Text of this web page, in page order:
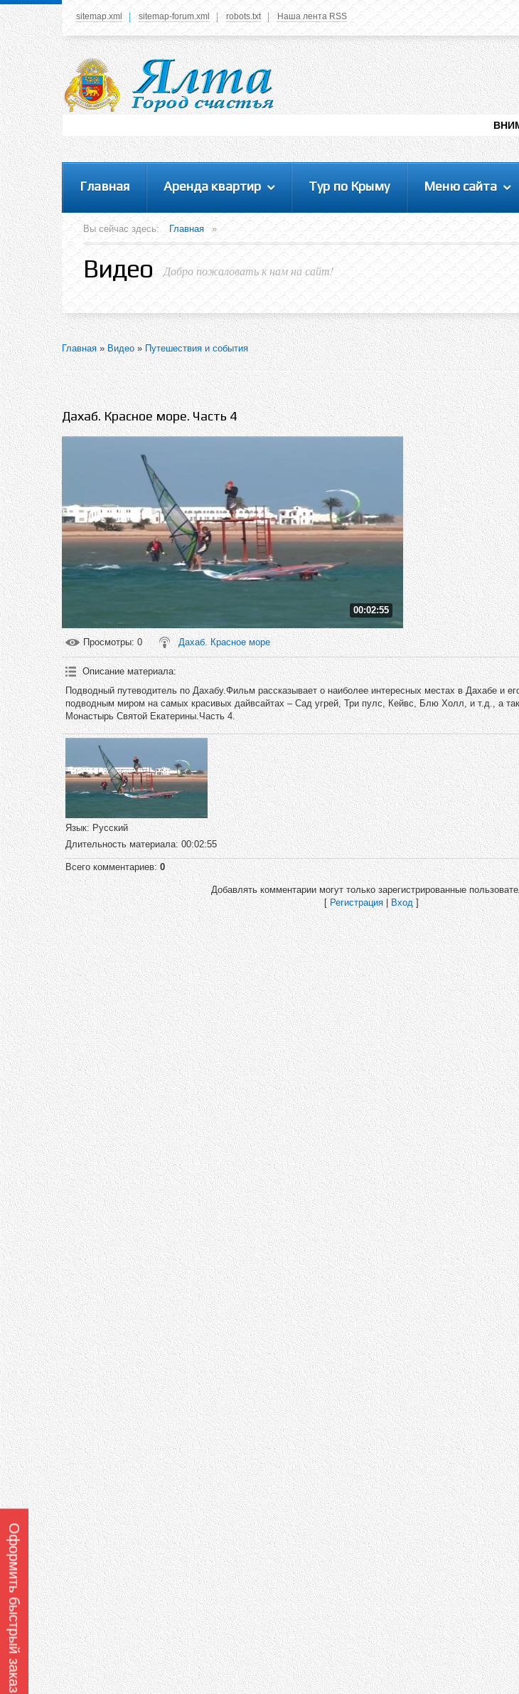
У вас нет прав просматривать данное меню,
пожалуйста, войдите на сайт под своим
логином или зарегестрируйтесь! Это позволит
вам пользоваться всеми функциями нашего
Здравствуйте
пользоваться
управления, вам
авторизоваться
логином, либо
sitemap.xml sitemap-forum.xml robots.txt Наша лента RSS
ВНИМАНИЕ:
Главная Аренда квартир Тур по Крыму Меню сайта
Вы сейчас здесь: Главная »
Видео Добро пожаловать к нам на сайт!
Главная»Видео»Путешествия и события
Дахаб. Красное море. Часть 4
00:02:55
Просмотры: 0 Дахаб. Красное море
Описание материала:
Подводный путеводитель по Дахабу.Фильм рассказывает о наиболее интересных местах в Дахабе и
подводным миром на самых красивых дайвсайтах – Сад угрей, Три пулс, Кейвс, Блю Холл, и т.д., а
Монастырь Святой Екатерины.Часть 4.
Язык: Русский
Длительность материала: 00:02:55
Всего комментариев:0
Добавлять комментарии могут только зарегистрированные
[Регистрация|Вход]
Оформить быстрый заказ